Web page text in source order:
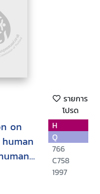
รายการ
โปรด
on
Sri
;
H
Q
766
C758
1997